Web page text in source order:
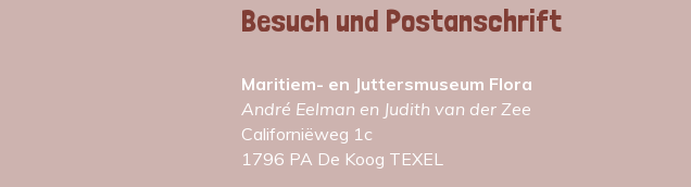
Besuch und Postanschrift
Maritiem- en Juttersmuseum Flora
André Eelman en Judith van der Zee
Californiëweg 1c
1796 PA De Koog TEXEL